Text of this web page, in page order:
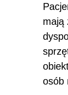
mają
osób